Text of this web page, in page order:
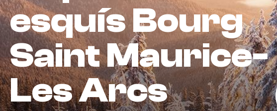
esquísBourg
Saint Maurice-
Les Arcs